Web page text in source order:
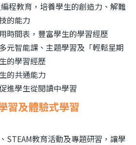
程教育，培養學生的創造力、解難
的能力
時間表，豐富學生的學習經歷
元智能課、主題學習及「輕鬆星期
的學習經歷
的共通能力
進學生從閱讀中學習
習及體驗式學習
STEAM教育活動及專題研習，讓學